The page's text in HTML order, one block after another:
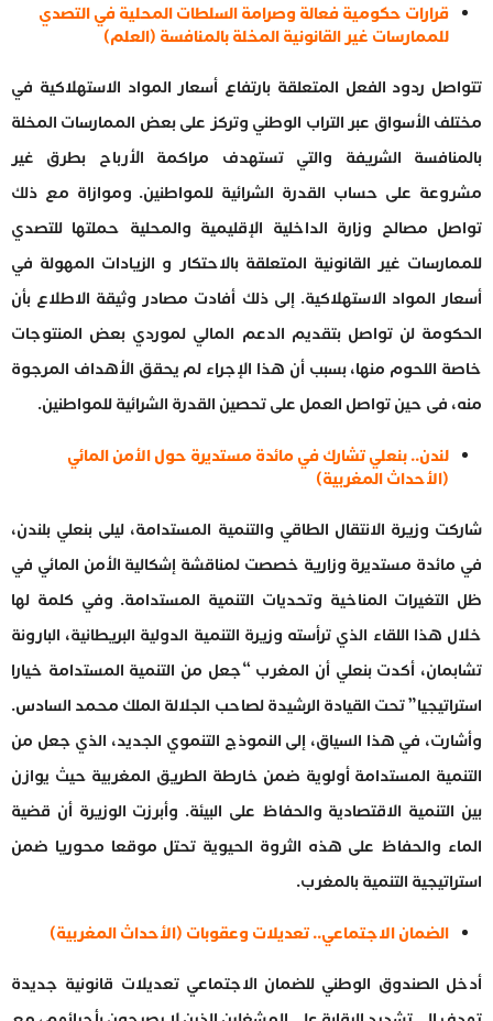
قرارات حكومية فعالة وصرامة السلطات المحلية في التصدي
للممارسات غير القانونية المخلة بالمنافسة (العلم)
تتواصل ردود الفعل المتعلقة بارتفاع أسعار المواد الاستهلاكية في
مختلف الأسواق عبر التراب الوطني وتركز على بعض الممارسات المخلة
بالمنافسة الشريفة والتي تستهدف مراكمة الأرباح بطرق غير
مشروعة على حساب القدرة الشرائية للمواطنين. وموازاة مع ذلك
تواصل مصالح وزارة الداخلية الإقليمية والمحلية حملتها للتصدي
للممارسات غير القانونية المتعلقة بالاحتكار و الزيادات المهولة في
أسعار المواد الاستهلاكية. إلى ذلك أفادت مصادر وثيقة الاطلاع بأن
الحكومة لن تواصل بتقديم الدعم المالي لموردي بعض المنتوجات
خاصة اللحوم منها، بسبب أن هذا الإجراء لم يحقق الأهداف المرجوة
منه، فى حين تواصل العمل على تحصين القدرة الشرائية للمواطنين.
لندن.. بنعلي تشارك في مائدة مستديرة حول الأمن المائي
(الأحداث المغربية)
شاركت وزيرة الانتقال الطاقي والتنمية المستدامة، ليلى بنعلي بلندن،
في مائدة مستديرة وزارية خصصت لمناقشة إشكالية الأمن المائي في
ظل التغيرات المناخية وتحديات التنمية المستدامة. وفي كلمة لها
خلال هذا اللقاء الذي ترأسته وزيرة التنمية الدولية البريطانية، البارونة
تشابمان، أكدت بنعلي أن المغرب “جعل من التنمية المستدامة خيارا
استراتيجيا” تحت القيادة الرشيدة لصاحب الجلالة الملك محمد السادس.
وأشارت، في هذا السياق، إلى النموذج التنموي الجديد، الذي جعل من
التنمية المستدامة أولوية ضمن خارطة الطريق المغربية حيث يوازن
بين التنمية الاقتصادية والحفاظ على البيئة. وأبرزت الوزيرة أن قضية
الماء والحفاظ على هذه الثروة الحيوية تحتل موقعا محوريا ضمن
استراتيجية التنمية بالمغرب.
الضمان الاجتماعي.. تعديلات وعقوبات (الأحداث المغربية)
أدخل الصندوق الوطني للضمان الاجتماعي تعديلات قانونية جديدة